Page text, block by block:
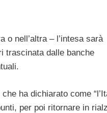
o nell’altra – l’intesa sarà
trascinata dalle banche
ha dichiarato come
per poi ritornare in